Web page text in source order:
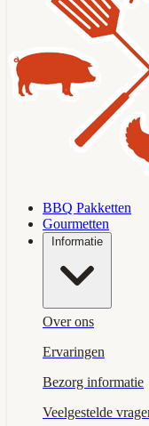
BBQ Pakketten
Gourmetten
Informatie
Over ons
Ervaringen
Bezorg informatie
Veelgestelde